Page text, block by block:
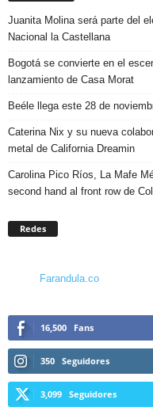
Juanita Molina será parte del
Nacional la Castellana
Bogotá se convierte en el
lanzamiento de Casa Morat
Beéle llega este 28 de
Caterina Nix y su nueva
metal de California Dreamin
Carolina Pico Ríos, La Mafe
second hand al front row de
Redes
Farandula.co
16,500 Fans
350 Seguidores
3,099 Seguidores